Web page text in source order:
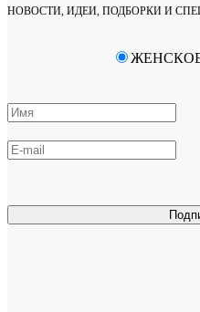
НОВОСТИ, ИДЕИ, ПОДБОРКИ И